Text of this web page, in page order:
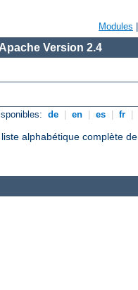
Modules
Version 2.4
de en es fr
alphabétique complète de